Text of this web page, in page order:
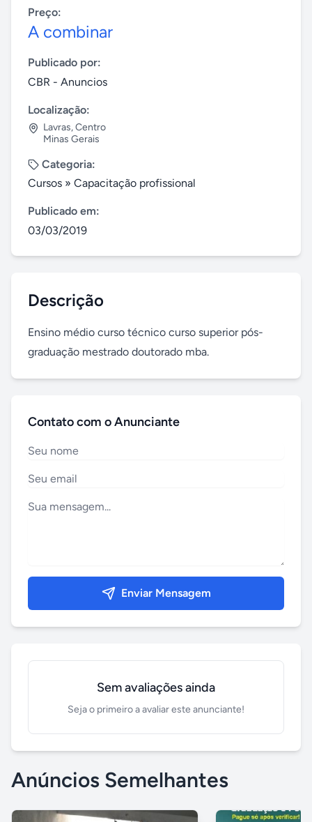
Preço:
A combinar
Publicado por:
CBR - Anuncios
Localização:
Lavras,Centro
Minas Gerais
Categoria:
Cursos » Capacitação profissional
Publicado em:
03/03/2019
Descrição
Ensino médio curso técnico curso superior pós-
graduação mestrado doutorado mba.
Contato com o Anunciante
Enviar Mensagem
Sem avaliações ainda
Seja o primeiro a avaliar este anunciante!
Anúncios Semelhantes